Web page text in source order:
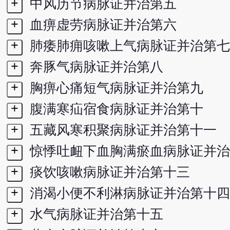
+
中风历节病脉证并治第五
+
血痹虚劳病脉证并治第六
+
肺痿肺痈咳嗽上气病脉证并治第七
+
奔豚气病脉证并治第八
+
胸痹心痛短气病脉证并治第九
+
腹满寒疝宿食病脉证并治第十
+
五藏风寒积聚病脉证并治第十一
+
惊悸吐衄下血胸满瘀血病脉证并
+
痰饮咳嗽病脉证并治第十三
+
消渴小便不利淋病脉证并治第十四
+
水气病脉证并治第十五